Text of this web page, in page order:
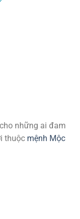
những ai đam
thuộc mệnh Mộc